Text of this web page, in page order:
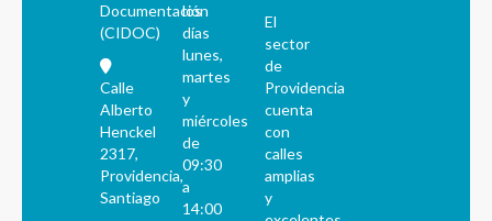
Documentación
(CIDOC)
Calle
Alberto
Henckel
2317,
Providencia,
Santiago
los
días
lunes,
martes
y
miércoles
de
09:30
a
14:00
El
sector
de
Providencia
cuenta
con
calles
amplias
y